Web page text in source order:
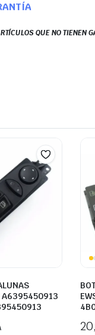
QUE NO TIENEN
A6395450913